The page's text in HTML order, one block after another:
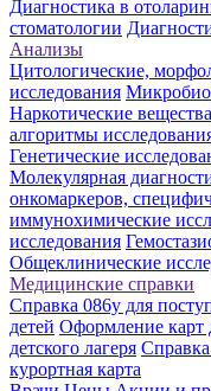
Диагностика в
стоматологии
Анализы
Цитологические,
исследования
Наркотические вещества
алгоритмы
Генетические
Молекулярная
онкомаркеров,
иммунохимические
исследования
Общеклинические
Медицинские справки
Справка 086у для
детей Оформление карт
детского лагеря
курортная карта